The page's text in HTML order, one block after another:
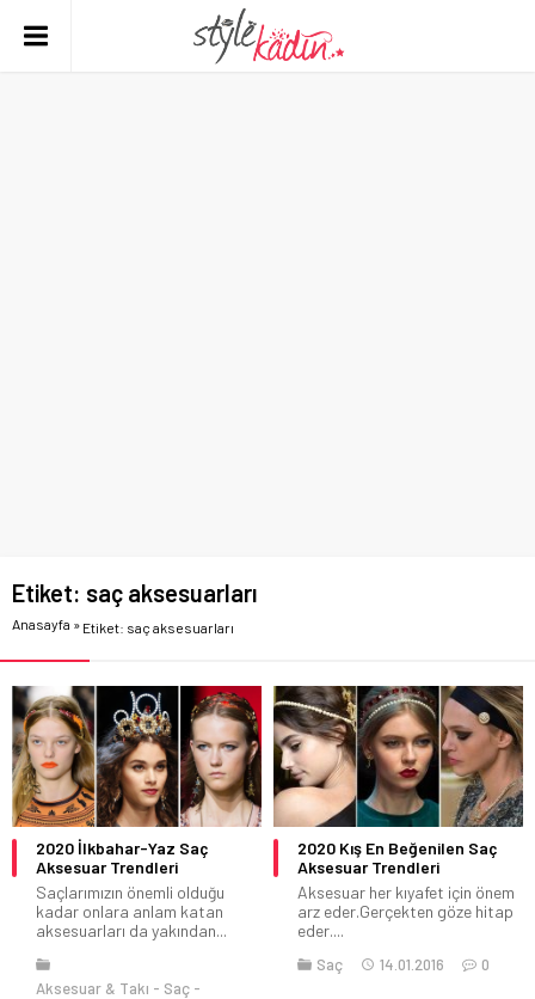
Etiket: saç aksesuarları
Anasayfa » Etiket: saç aksesuarları
2020 İlkbahar-Yaz Saç
Aksesuar Trendleri
Saçlarımızın önemli olduğu
kadar onlara anlam katan
aksesuarları da yakından...
Aksesuar & Takı
Saç
2020 Kış En Beğenilen Saç
Aksesuar Trendleri
Aksesuar her kıyafet için önem
arz eder.Gerçekten göze hitap
eder....
Saç 14.01.2016 0